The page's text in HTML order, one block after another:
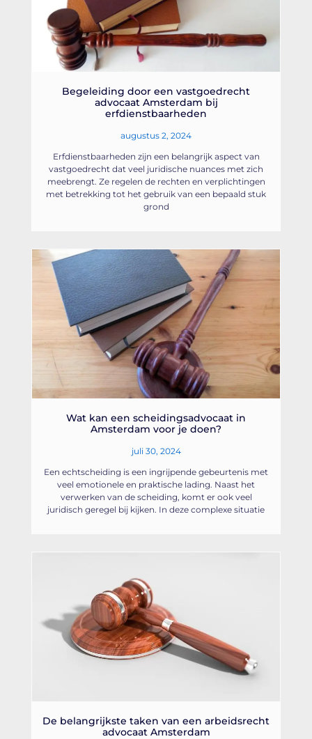
Begeleiding door een vastgoedrecht
advocaat Amsterdam bij
erfdienstbaarheden
augustus 2, 2024
Erfdienstbaarheden zijn een belangrijk aspect van
vastgoedrecht dat veel juridische nuances met zich
meebrengt. Ze regelen de rechten en verplichtingen
met betrekking tot het gebruik van een bepaald stuk
grond
Wat kan een scheidingsadvocaat in
Amsterdam voor je doen?
juli 30, 2024
Een echtscheiding is een ingrijpende gebeurtenis met
veel emotionele en praktische lading. Naast het
verwerken van de scheiding, komt er ook veel
juridisch geregel bij kijken. In deze complexe situatie
De belangrijkste taken van een arbeidsrecht
advocaat Amsterdam